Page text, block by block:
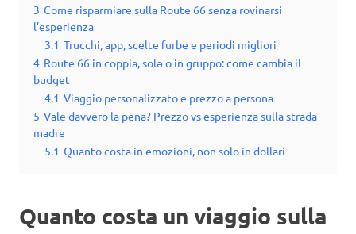
3 Come risparmiare sulla Route 66 senza rovinarsi
l’esperienza
3.1 Trucchi, app, scelte furbe e periodi migliori
4 Route 66 in coppia, solə o in gruppo: come cambia il
budget
4.1 Viaggio personalizzato e prezzo a persona
5 Vale davvero la pena? Prezzo vs esperienza sulla strada
madre
5.1 Quanto costa in emozioni, non solo in dollari
Quanto costa un viaggio sulla